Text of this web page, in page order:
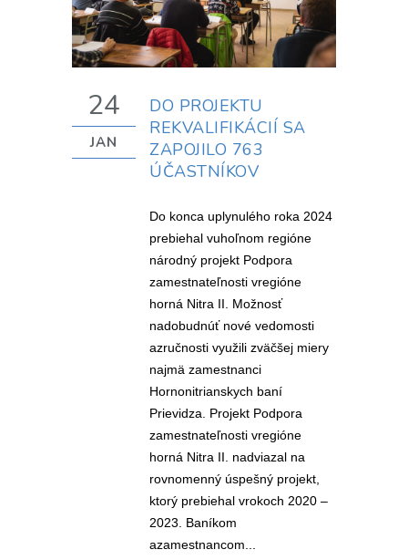
24
JAN
DO PROJEKTU
REKVALIFIKÁCIÍ SA
ZAPOJILO 763
ÚČASTNÍKOV
Do konca uplynulého roka 2024
prebiehal vuhoľnom regióne
národný projekt Podpora
zamestnateľnosti vregióne
horná Nitra II. Možnosť
nadobudnúť nové vedomosti
azručnosti využili zväčšej miery
najmä zamestnanci
Hornonitrianskych baní
Prievidza. Projekt Podpora
zamestnateľnosti vregióne
horná Nitra II. nadviazal na
rovnomenný úspešný projekt,
ktorý prebiehal vrokoch 2020 –
2023. Baníkom
azamestnancom...